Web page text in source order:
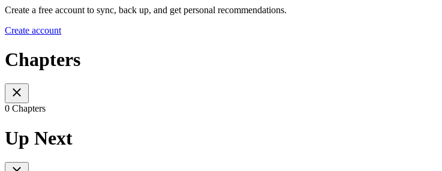
Create a free account to sync, back up, and get personal recommendations.
Create account
Chapters
0 Chapters
Up Next